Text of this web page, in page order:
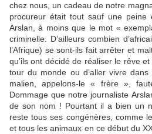
chez nous, un cadeau de notre
procureur était tout sauf une peine
Arslan, à moins que le mot «
criminelle. D’ailleurs combien
l’Afrique) se sont-ils fait arrêter et
qu’ils ont décidé de réaliser le rêve
tour du monde ou d’aller vivre
malien, appelons-le « frère »,
Dommage que notre journaliste
de son nom ! Pourtant il a bien un
reste tous ses congénères, comme
et tous les animaux en ce début du